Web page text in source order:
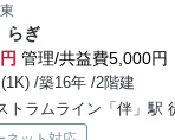
らぎ
管理/共益費5,000円
/築16年 /2階建
トラムライン「伴」駅